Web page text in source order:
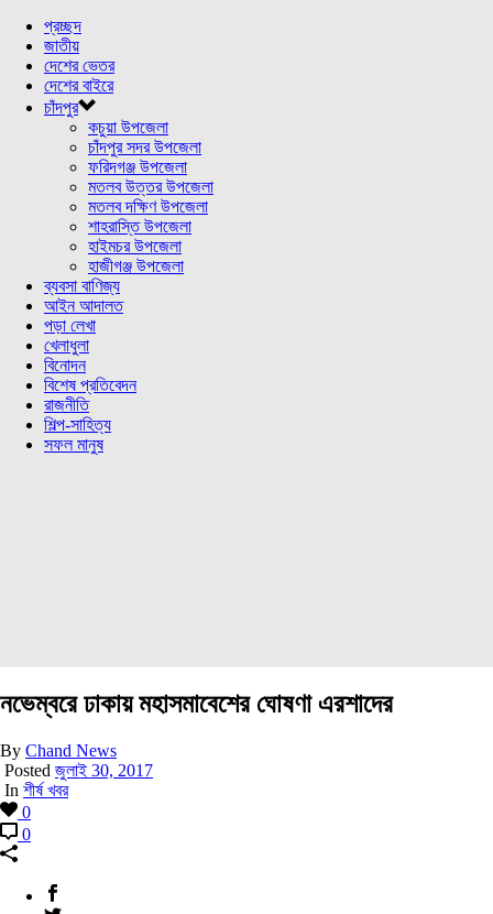
প্রচ্ছদ
জাতীয়
দেশের ভেতর
দেশের বাইরে
চাঁদপুর
কচুয়া উপজেলা
চাঁদপুর সদর উপজেলা
ফরিদগঞ্জ উপজেলা
মতলব উত্তর উপজেলা
মতলব দক্ষিণ উপজেলা
শাহরাস্তি উপজেলা
হাইমচর উপজেলা
হাজীগঞ্জ উপজেলা
ব্যবসা বাণিজ্য
আইন আদালত
পড়া লেখা
খেলাধুলা
বিনোদন
বিশেষ প্রতিবেদন
রাজনীতি
শিল্প-সাহিত্য
সফল মানুষ
নভেম্বরে ঢাকায় মহাসমাবেশের ঘোষণা এরশাদের
By Chand News
Posted জুলাই 30, 2017
In শীর্ষ খবর
0
0